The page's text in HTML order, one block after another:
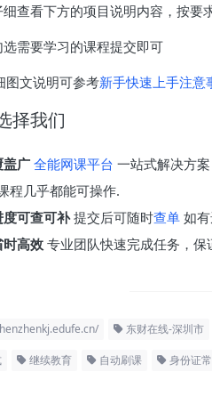
查看下方的项目说明内容，按要
需要学习的课程提交即可
图文说明可参考新手快速上手注意
择我们
盖广 全能网课平台 一站式解决方
程几乎都能可操作.
度可查可补提交后可随时查单 如
时高效 专业团队快速完成任务，保
东财在线-深圳市
继续教育 自动刷课 身份证